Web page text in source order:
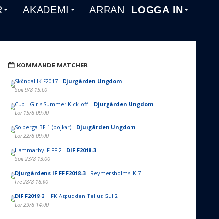
AKADEMI ARRANGEMANG
LOGGA IN
KOMMANDE MATCHER
Sköndal IK F2017 - Djurgården Ungdom
Sön 9/8 15:00
Cup - Girls Summer Kick-off - Djurgården Ungdom
Lör 15/8 09:00
Solberga BP 1 (pojkar) - Djurgården Ungdom
Lör 22/8 09:00
Hammarby IF FF 2 - DIF F2018-3
Sön 23/8 13:00
Djurgårdens IF FF F2018-3- Reymersholms IK 7
Fre 28/8 18:00
DIF F2018-3- IFK Aspudden-Tellus Gul 2
Lör 29/8 14:00